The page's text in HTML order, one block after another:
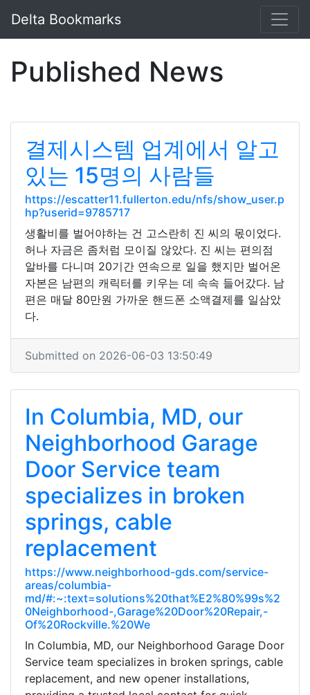
Delta Bookmarks
Published News
결제시스템 업계에서 알고
있는 15명의 사람들
https://escatter11.fullerton.edu/nfs/show_user.p
hp?userid=9785717
생활비를 벌어야하는 건 고스란히 진 씨의 몫이었다.
허나 자금은 좀처럼 모이질 않았다. 진 씨는 편의점
알바를 다니며 20기간 연속으로 일을 했지만 벌어온
자본은 남편의 캐릭터를 키우는 데 속속 들어갔다. 남
편은 매달 80만원 가까운 핸드폰 소액결제를 일삼았
다.
Submitted on 2026-06-03 13:50:49
In Columbia, MD, our
Neighborhood Garage
Door Service team
specializes in broken
springs, cable
replacement
https://www.neighborhood-gds.com/service-
areas/columbia-
md/#:~:text=solutions%20that%E2%80%99s%2
0Neighborhood-,Garage%20Door%20Repair,-
Of%20Rockville.%20We
In Columbia, MD, our Neighborhood Garage Door
Service team specializes in broken springs, cable
replacement, and new opener installations,